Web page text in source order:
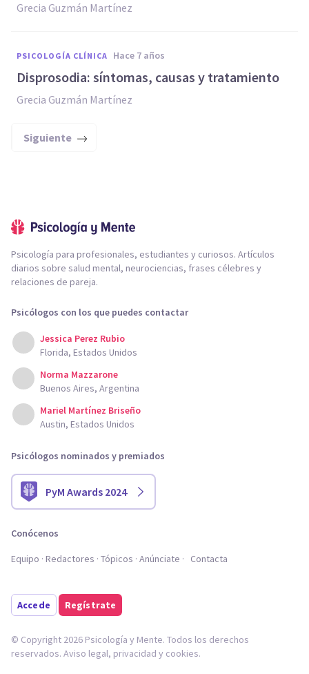
Grecia Guzmán Martínez
PSICOLOGÍA CLÍNICA hace 7 años
Disprosodia: síntomas, causas y tratamiento
Grecia Guzmán Martínez
Siguiente
Psicología para profesionales, estudiantes y curiosos. Artículos
diarios sobre salud mental, neurociencias, frases célebres y
relaciones de pareja.
Psicólogos con los que puedes contactar
Jessica Perez Rubio
Florida, Estados Unidos
Norma Mazzarone
Buenos Aires, Argentina
Mariel Martínez Briseño
Austin, Estados Unidos
Psicólogos nominados y premiados
PyM Awards 2024
Conócenos
Equipo Redactores Tópicos Anúnciate Contacta
Accede Regístrate
© Copyright 2026 Psicología y Mente. Todos los derechos
reservados. Aviso legal, privacidad y cookies.